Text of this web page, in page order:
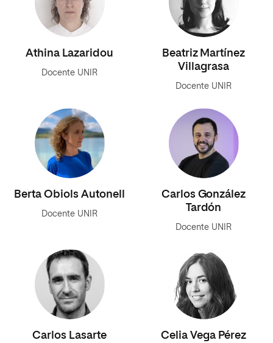
Athina Lazaridou
Docente UNIR
Beatriz Martínez
Villagrasa
Docente UNIR
Berta Obiols Autonell
Docente UNIR
Carlos González
Tardón
Docente UNIR
Carlos Lasarte
Celia Vega Pérez